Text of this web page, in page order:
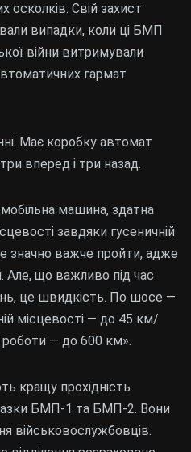
осколків. Свій захист
випадки, коли ці БМП
війни витримували
гармат
Має коробку автомат
вперед і три назад.
машина, здатна
завдяки гусеничній
значно важче пройти, адже
Але, що важливо під час
це швидкість. По шосе —
місцевості — до 45 км/
роботи — до 600 км».
кращу прохідність
БМП-1 та БМП-2. Вони
військовослужбовців.